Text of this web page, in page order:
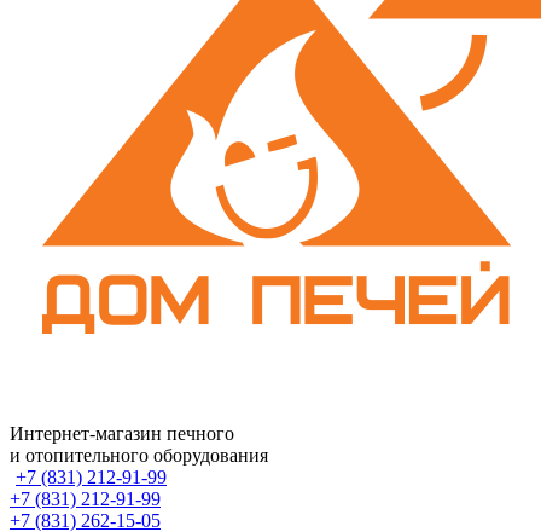
Интернет-магазин печного
и отопительного оборудования
+7 (831) 212-91-99
+7 (831) 212-91-99
+7 (831) 262-15-05